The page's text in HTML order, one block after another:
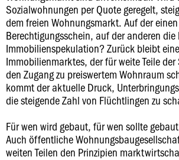
Sozialwohnungen per Quote geregelt,
dem freien Wohnungsmarkt. Auf der
Berechtigungsschein, auf der anderen die
Immobilienspekulation? Zurück bleibt
Immobilienmarktes, der für weite Teile
den Zugang zu preiswertem Wohnraum
kommt der aktuelle Druck,
die steigende Zahl von Flüchtlingen zu
Für wen wird gebaut, für wen sollte
Auch öffentliche
weiten Teilen den Prinzipien